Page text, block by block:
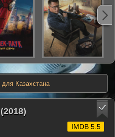
для Казахстана
IMDB 5.5